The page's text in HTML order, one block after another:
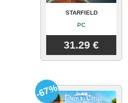
STARFIELD
PC
31.29 €
-67%